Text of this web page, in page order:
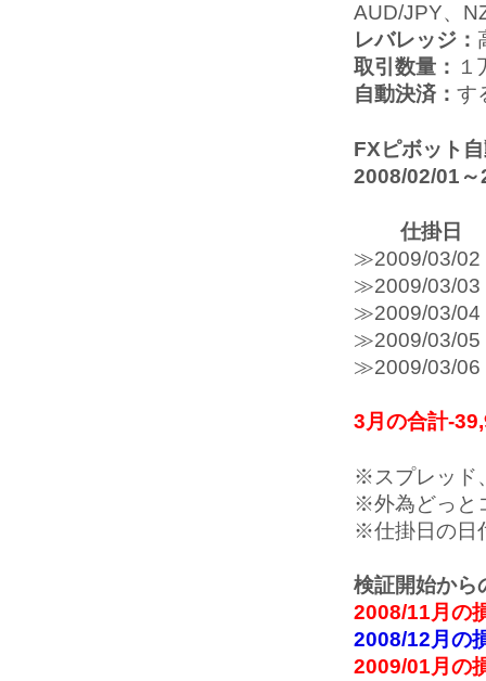
AUD/JPY、
レバレッジ：
取引数量： １
自動決済： す
FXピボット
2008/02/01～
仕掛日
≫2009/
≫2009/
≫2009/
≫2009/
≫2009/
3月の合計-
※スプレッド
※外為どっと
※仕掛日の日
検証開始から
2008/11月の
2008/12月の
2009/01月の